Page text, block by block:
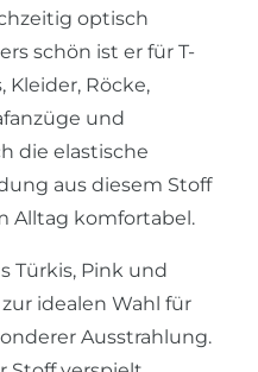
optisch
schön ist er für T-
Kleider, Röcke,
und
die elastische
aus diesem Stoff
Alltag komfortabel.
Türkis, Pink und
idealen Wahl für
Ausstrahlung.